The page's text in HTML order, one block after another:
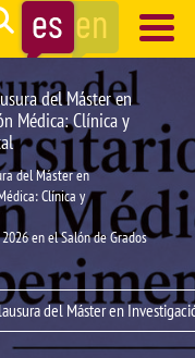
del Máster en
Médica: Clínica y
del Máster en
Clínica y
en el Salón de Grados
del Máster en